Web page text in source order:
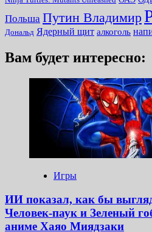
Польша Путин Владимир
Дональд Ядерный щит алкоголь
Вам будет интересно:
Игры
ИИ показал, как бы
Человек-паук и Зеленый
аниме Хаяо Миядзаки